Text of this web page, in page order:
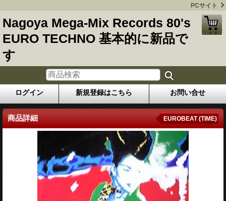
PCサイト
Nagoya Mega-Mix Records 80's
EURO TECHNO 基本的に新品で
す
ログイン 新規登録はこちら お問い合せ
商品詳細 EUROBEAT (TIME)